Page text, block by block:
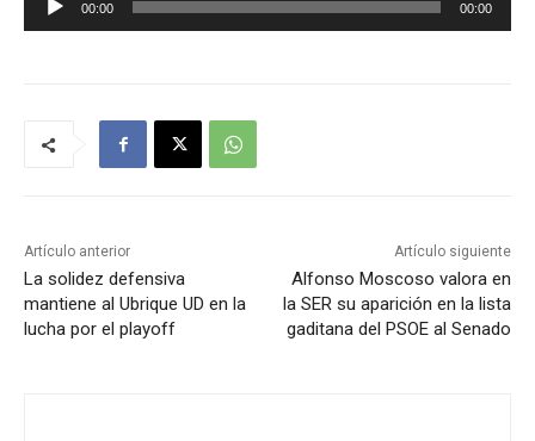
e
t
o
r
d
00:00 00:00
Artículo anterior
La solidez defensiva
mantiene al Ubrique UD en la
lucha por el playoff
Artículo siguiente
Alfonso Moscoso valora en
la SER su aparición en la lista
gaditana del PSOE al Senado